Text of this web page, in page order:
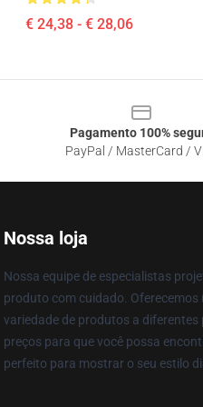
€ 24,38 - € 28,06
Pagamento 100%
PayPal / MasterCard /
Nossa loja
Nossa equipe de especialistas
produto com cuidado. Oferecemos
variedade de produtos a diferentes
preços para que você possa
perfeito para mostrar o seu estilo